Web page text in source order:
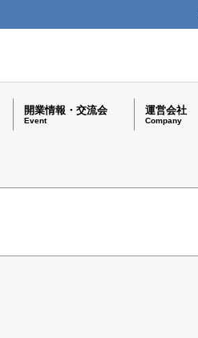
開業情報・交流会
Event
運営会社
Company